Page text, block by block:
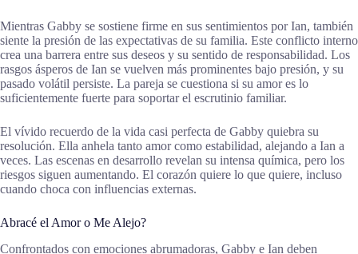
Mientras Gabby se sostiene firme en sus sentimientos por Ian, también
siente la presión de las expectativas de su familia. Este conflicto interno
crea una barrera entre sus deseos y su sentido de responsabilidad. Los
rasgos ásperos de Ian se vuelven más prominentes bajo presión, y su
pasado volátil persiste. La pareja se cuestiona si su amor es lo
suficientemente fuerte para soportar el escrutinio familiar.
El vívido recuerdo de la vida casi perfecta de Gabby quiebra su
resolución. Ella anhela tanto amor como estabilidad, alejando a Ian a
veces. Las escenas en desarrollo revelan su intensa química, pero los
riesgos siguen aumentando. El corazón quiere lo que quiere, incluso
cuando choca con influencias externas.
Abracé el Amor o Me Alejo?
Confrontados con emociones abrumadoras, Gabby e Ian deben